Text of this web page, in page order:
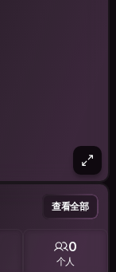
查看全部
0
个人